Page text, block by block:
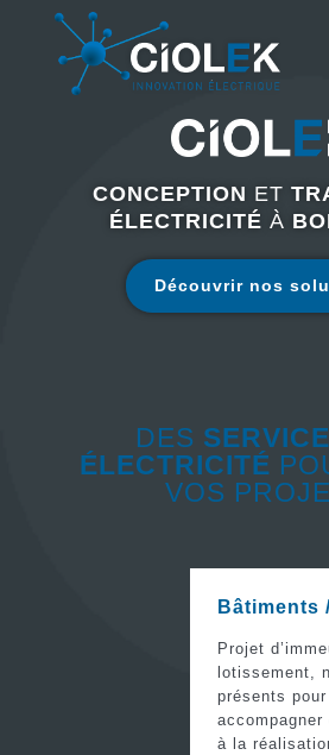
CONCEPTION ET
ÉLECTRICITÉ À
Découvrir nos
DES
ÉLECTRICITÉ
VOS
Bâtiments
Projet
lotissement,
présents
à la